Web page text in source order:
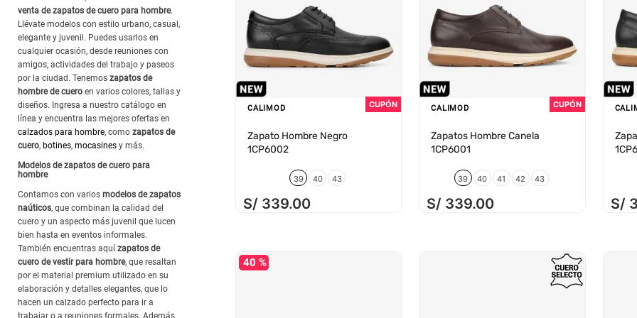
venta de zapatos de cuero para hombre.
Llévate modelos con estilo urbano, casual,
elegante y juvenil. Puedes usarlos en
cualquier ocasión, desde reuniones con
amigos, actividades del trabajo y paseos
por la ciudad. Tenemos zapatos de
hombre de cuero en varios colores, tallas y
diseños. Ingresa a nuestro catálogo en
línea y encuentra las mejores ofertas en
calzados para hombre, como zapatos de
cuero, botines, mocasines y más.
Modelos de zapatos de cuero para
hombre
Contamos con varios modelos de zapatos
naúticos, que combinan la calidad del
cuero y un aspecto más juvenil que lucen
bien hasta en eventos informales.
También encuentras aquí zapatos de
cuero de vestir para hombre, que resaltan
por el material premium utilizado en su
elaboración y detalles elegantes, que lo
hacen un calzado perfecto para ir a
trabajar o a reuniones formales. Además,
CALIMOD
Zapato Hombre Negro
1CP6002
39 40 43
S/ 339.00
CALIMOD
Zapatos Hombre Canela
1CP6001
39 40 41 42 43
S/ 339.00 S/
40 %